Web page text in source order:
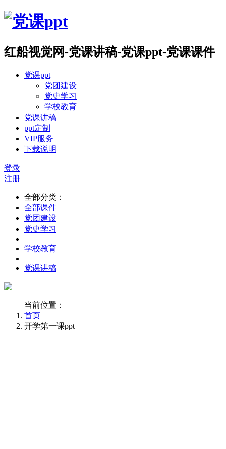
红船视觉网-党课讲稿-党课ppt-党课课件
党课ppt
党团建设
党史学习
学校教育
党课讲稿
ppt定制
VIP服务
下载说明
登录
注册
全部分类：
全部课件
党团建设
党史学习
学校教育
党课讲稿
当前位置：
首页
开学第一课ppt